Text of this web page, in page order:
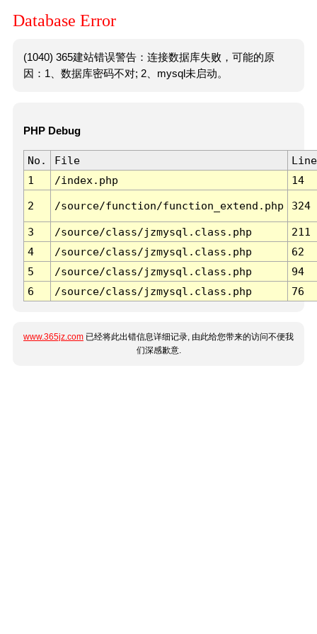
Database Error
(1040) 365建站错误警告：连接数据库失败，可能的原
因：1、数据库密码不对; 2、mysql未启动。
PHP Debug
No. File
Line
1
/index.php 14
2 /source/function/function_extend.php 324
3 /source/class/jzmysql.class.php
211
4
/source/class/jzmysql.class.php
62
5
/source/class/jzmysql.class.php
94
6
/source/class/jzmysql.class.php 76
www.365jz.com 已经将此出错信息详细记录, 由此给您带来的访问不便我
们深感歉意.